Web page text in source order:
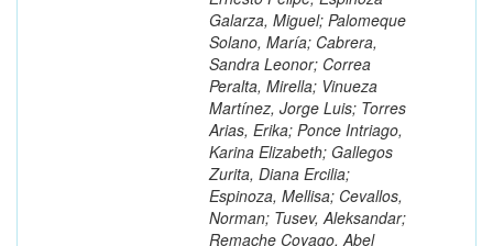
Galarza, Miguel; Palomeque
Solano, María; Cabrera,
Sandra Leonor; Correa
Peralta, Mirella; Vinueza
Martínez, Jorge Luis; Torres
Arias, Erika; Ponce Intriago,
Karina Elizabeth; Gallegos
Zurita, Diana Ercilia;
Espinoza, Mellisa; Cevallos,
Norman; Tusev, Aleksandar;
Remache Coyago, Abel